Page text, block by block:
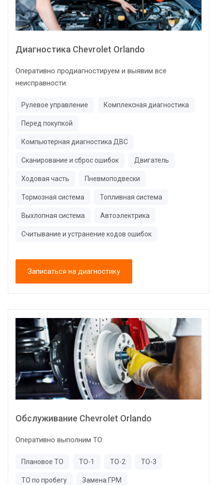
Диагностика Chevrolet Orlando
Оперативно продиагностируем и выявим все
неисправности:
Рулевое управление Комплексная диагностика
Перед покупкой
Компьютерная диагностика ДВС
Сканирование и сброс ошибок Двигатель
Ходовая часть Пневмоподвески
Тормозная система Топливная система
Выхлопная система Автоэлектрика
Считывание и устранение кодов ошибок
Записаться на диагностику
Обслуживание Chevrolet Orlando
Оперативно выполним ТО:
Плановое ТО ТО-1 ТО-2 ТО-3
ТО по пробегу Замена ГРМ